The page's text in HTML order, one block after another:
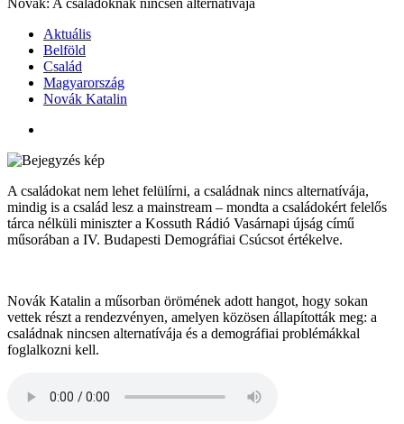
Novák: A családoknak nincsen alternatívája
Aktuális
Belföld
Család
Magyarország
Novák Katalin
A családokat nem lehet felülírni, a családnak nincs alternatívája,
mindig is a család lesz a mainstream – mondta a családokért felelős
tárca nélküli miniszter a Kossuth Rádió Vasárnapi újság című
műsorában a IV. Budapesti Demográfiai Csúcsot értékelve.
Novák Katalin a műsorban örömének adott hangot, hogy sokan
vettek részt a rendezvényen, amelyen közösen állapították meg: a
családnak nincsen alternatívája és a demográfiai problémákkal
foglalkozni kell.